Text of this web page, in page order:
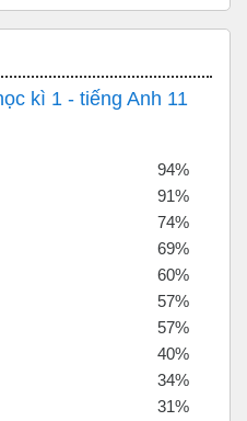
kì 1 - tiếng Anh 11
94%
91%
74%
69%
60%
57%
57%
40%
34%
31%